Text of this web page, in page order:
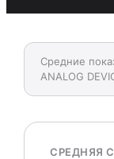
Средние
ANALOG
СРЕДНЯЯ